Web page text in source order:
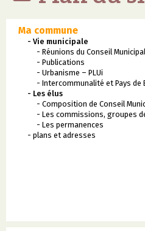
Ma commune
- Vie municipale
- Réunions du Conseil Municipal
- Publications
- Urbanisme – PLUi
- Intercommunalité et Pays de
- Les élus
- Composition de Conseil
- Les commissions, groupes
- Les permanences
- plans et adresses